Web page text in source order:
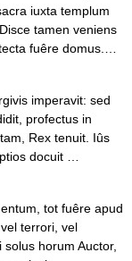
iuxta templum
tamen veniens
fuêre domus.…
imperavit: sed
profectus in
Rex tenuit. Iûs
docuit …
tot fuêre apud
terrori, vel
horum Auctor,